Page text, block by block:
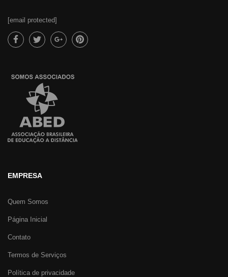
[email protected]
EMPRESA
Quem Somos
Página Inicial
Contato
Termos de Serviços
Política de privacidade